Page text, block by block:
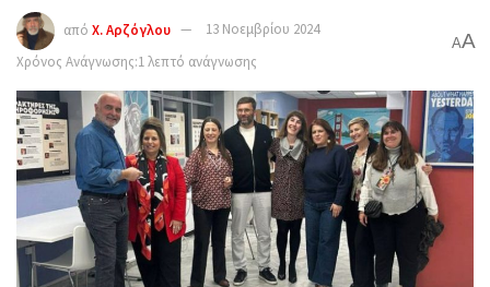
από Χ. Αρζόγλου
13 Νοεμβρίου 2024
Χρόνος Ανάγνωσης:1 λεπτό ανάγνωσης
AA